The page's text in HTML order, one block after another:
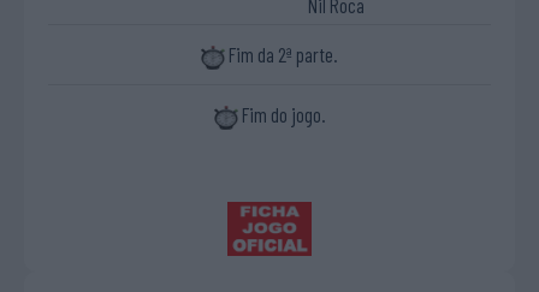
Fim da 2ª parte.
Fim do jogo.